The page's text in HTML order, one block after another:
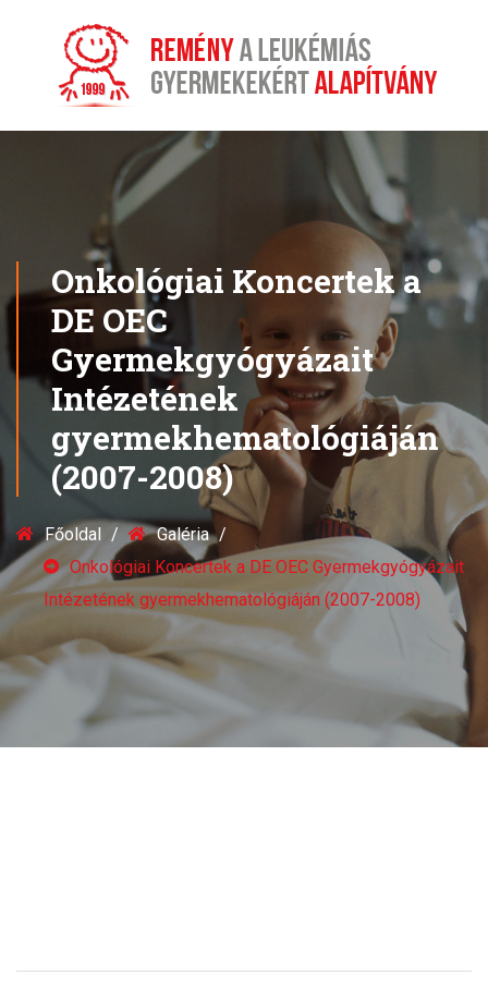
Onkológiai Koncertek a
DE OEC
Gyermekgyógyázait
Intézetének
gyermekhematológiáján
(2007-2008)
Főoldal
Galéria
Onkológiai Koncertek a DE OEC Gyermekgyógyázait
Intézetének gyermekhematológiáján (2007-2008)